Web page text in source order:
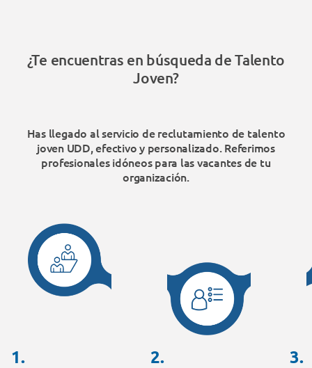
¿Te encuentras en búsqueda de Talento
Joven?
Has llegado al servicio de reclutamiento de talento
joven UDD, efectivo y personalizado. Referimos
profesionales idóneos para las vacantes de tu
organización.
1. 2. 3.